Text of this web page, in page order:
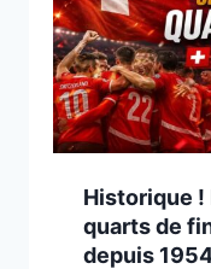
Historique !
quarts de
depuis